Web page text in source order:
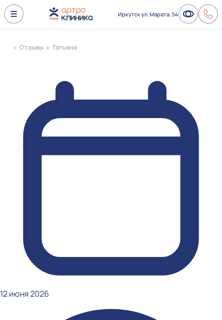
Иркутск ул. Марата, 54
» Отзывы » Татьяна
12 июня 2026